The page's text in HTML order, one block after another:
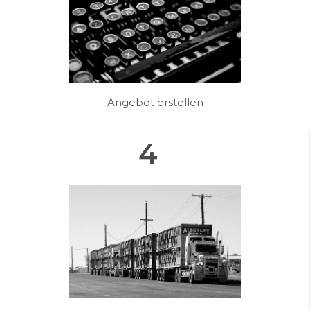
Angebot erstellen
4